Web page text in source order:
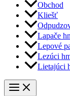
Obchod
Kliešť
Lapače
Lepové
Lezúci
Lietajúci